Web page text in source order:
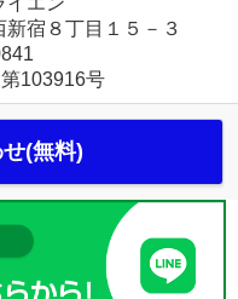
宿８丁目１５－３
103916号
(無料)